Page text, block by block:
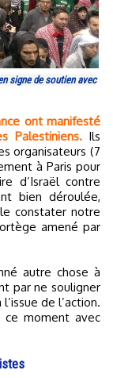
signe de soutien avec
Palestiniens.Ils
organisateurs (7
à Paris pour
d’Israël contre
bien déroulée,
constater notre
amené par
autre chose à
par ne souligner
de l’action.
ce moment avec